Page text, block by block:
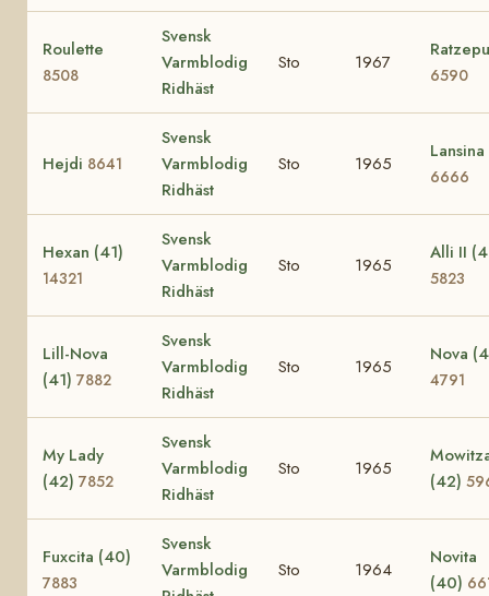
Roulette
8508
Svensk
Varmblodig
Ridhäst
Sto 1967
6590
Hejdi 8641
Svensk
Varmblodig
Ridhäst
Sto 1965
Lansina
6666
Hexan (41)
14321
Svensk
Varmblodig
Ridhäst
Sto 1965
Alli II
5823
Lill-Nova
(41) 7882
Svensk
Varmblodig
Ridhäst
Sto 1965
Nova
4791
My Lady
(42) 7852
Svensk
Varmblodig
Ridhäst
Sto 1965
(42)
Fuxcita (40)
7883
Svensk
Varmblodig
Sto 1964
Novita
(40)